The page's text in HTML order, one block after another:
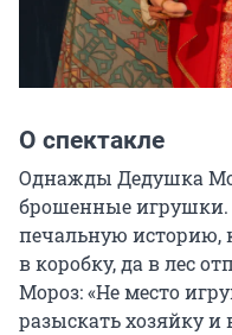
О спектакле
Однажды Дедушка
брошенные
печальную историю,
в коробку, да в лес
Мороз: «Не место
разыскать хозяйку и